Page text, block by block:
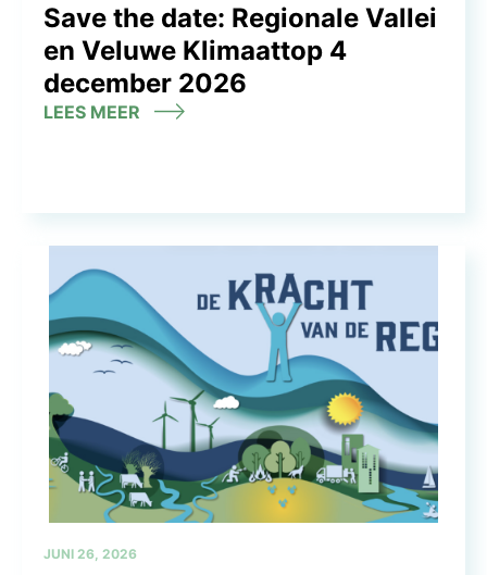
Save the date: Regionale Vallei
en Veluwe Klimaattop 4
december 2026
LEES MEER
JUNI 26, 2026